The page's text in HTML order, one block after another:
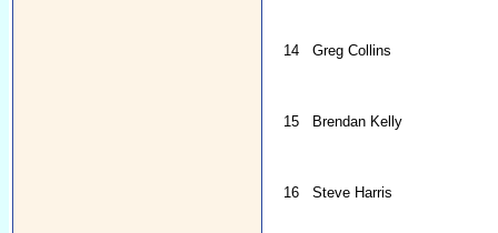
14 Greg Collins
15 Brendan Kelly
16 Steve Harris